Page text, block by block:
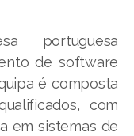
portuguesa
de software
é composta
com
em sistemas de